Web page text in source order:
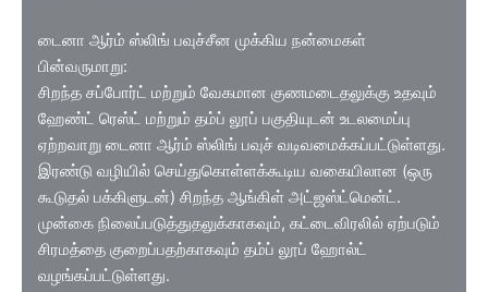
டைனா ஆர்ம் ஸ்லிங் பவுச்சீன முக்கிய நன்மைகள்
பின்வருமாறு:
சிறந்த சப்போர்ட் மற்றும் வேகமான குணமடைதலுக்கு உதவும்
ஹேண்ட் ரெஸ்ட் மற்றும் தம்ப் லூப் பகுதியுடன் உடலமைப்பு
ஏற்றவாறு டைனா ஆர்ம் ஸ்லிங் பவுச் வடிவமைக்கப்பட்டுள்ளது.
இரண்டு வழியில் செய்துகொள்ளக்கூடிய வகையிலான (ஒரு
கூடுதல் பக்கிளுடன்) சிறந்த ஆங்கிள் அட்ஜஸ்ட்மென்ட்.
முன்கை நிலைப்படுத்துதலுக்காகவும், கட்டைவிரலில் ஏற்படும்
சிரமத்தை குறைப்பதற்காகவும் தம்ப் லூப் ஹோல்ட்
வழங்கப்பட்டுள்ளது.